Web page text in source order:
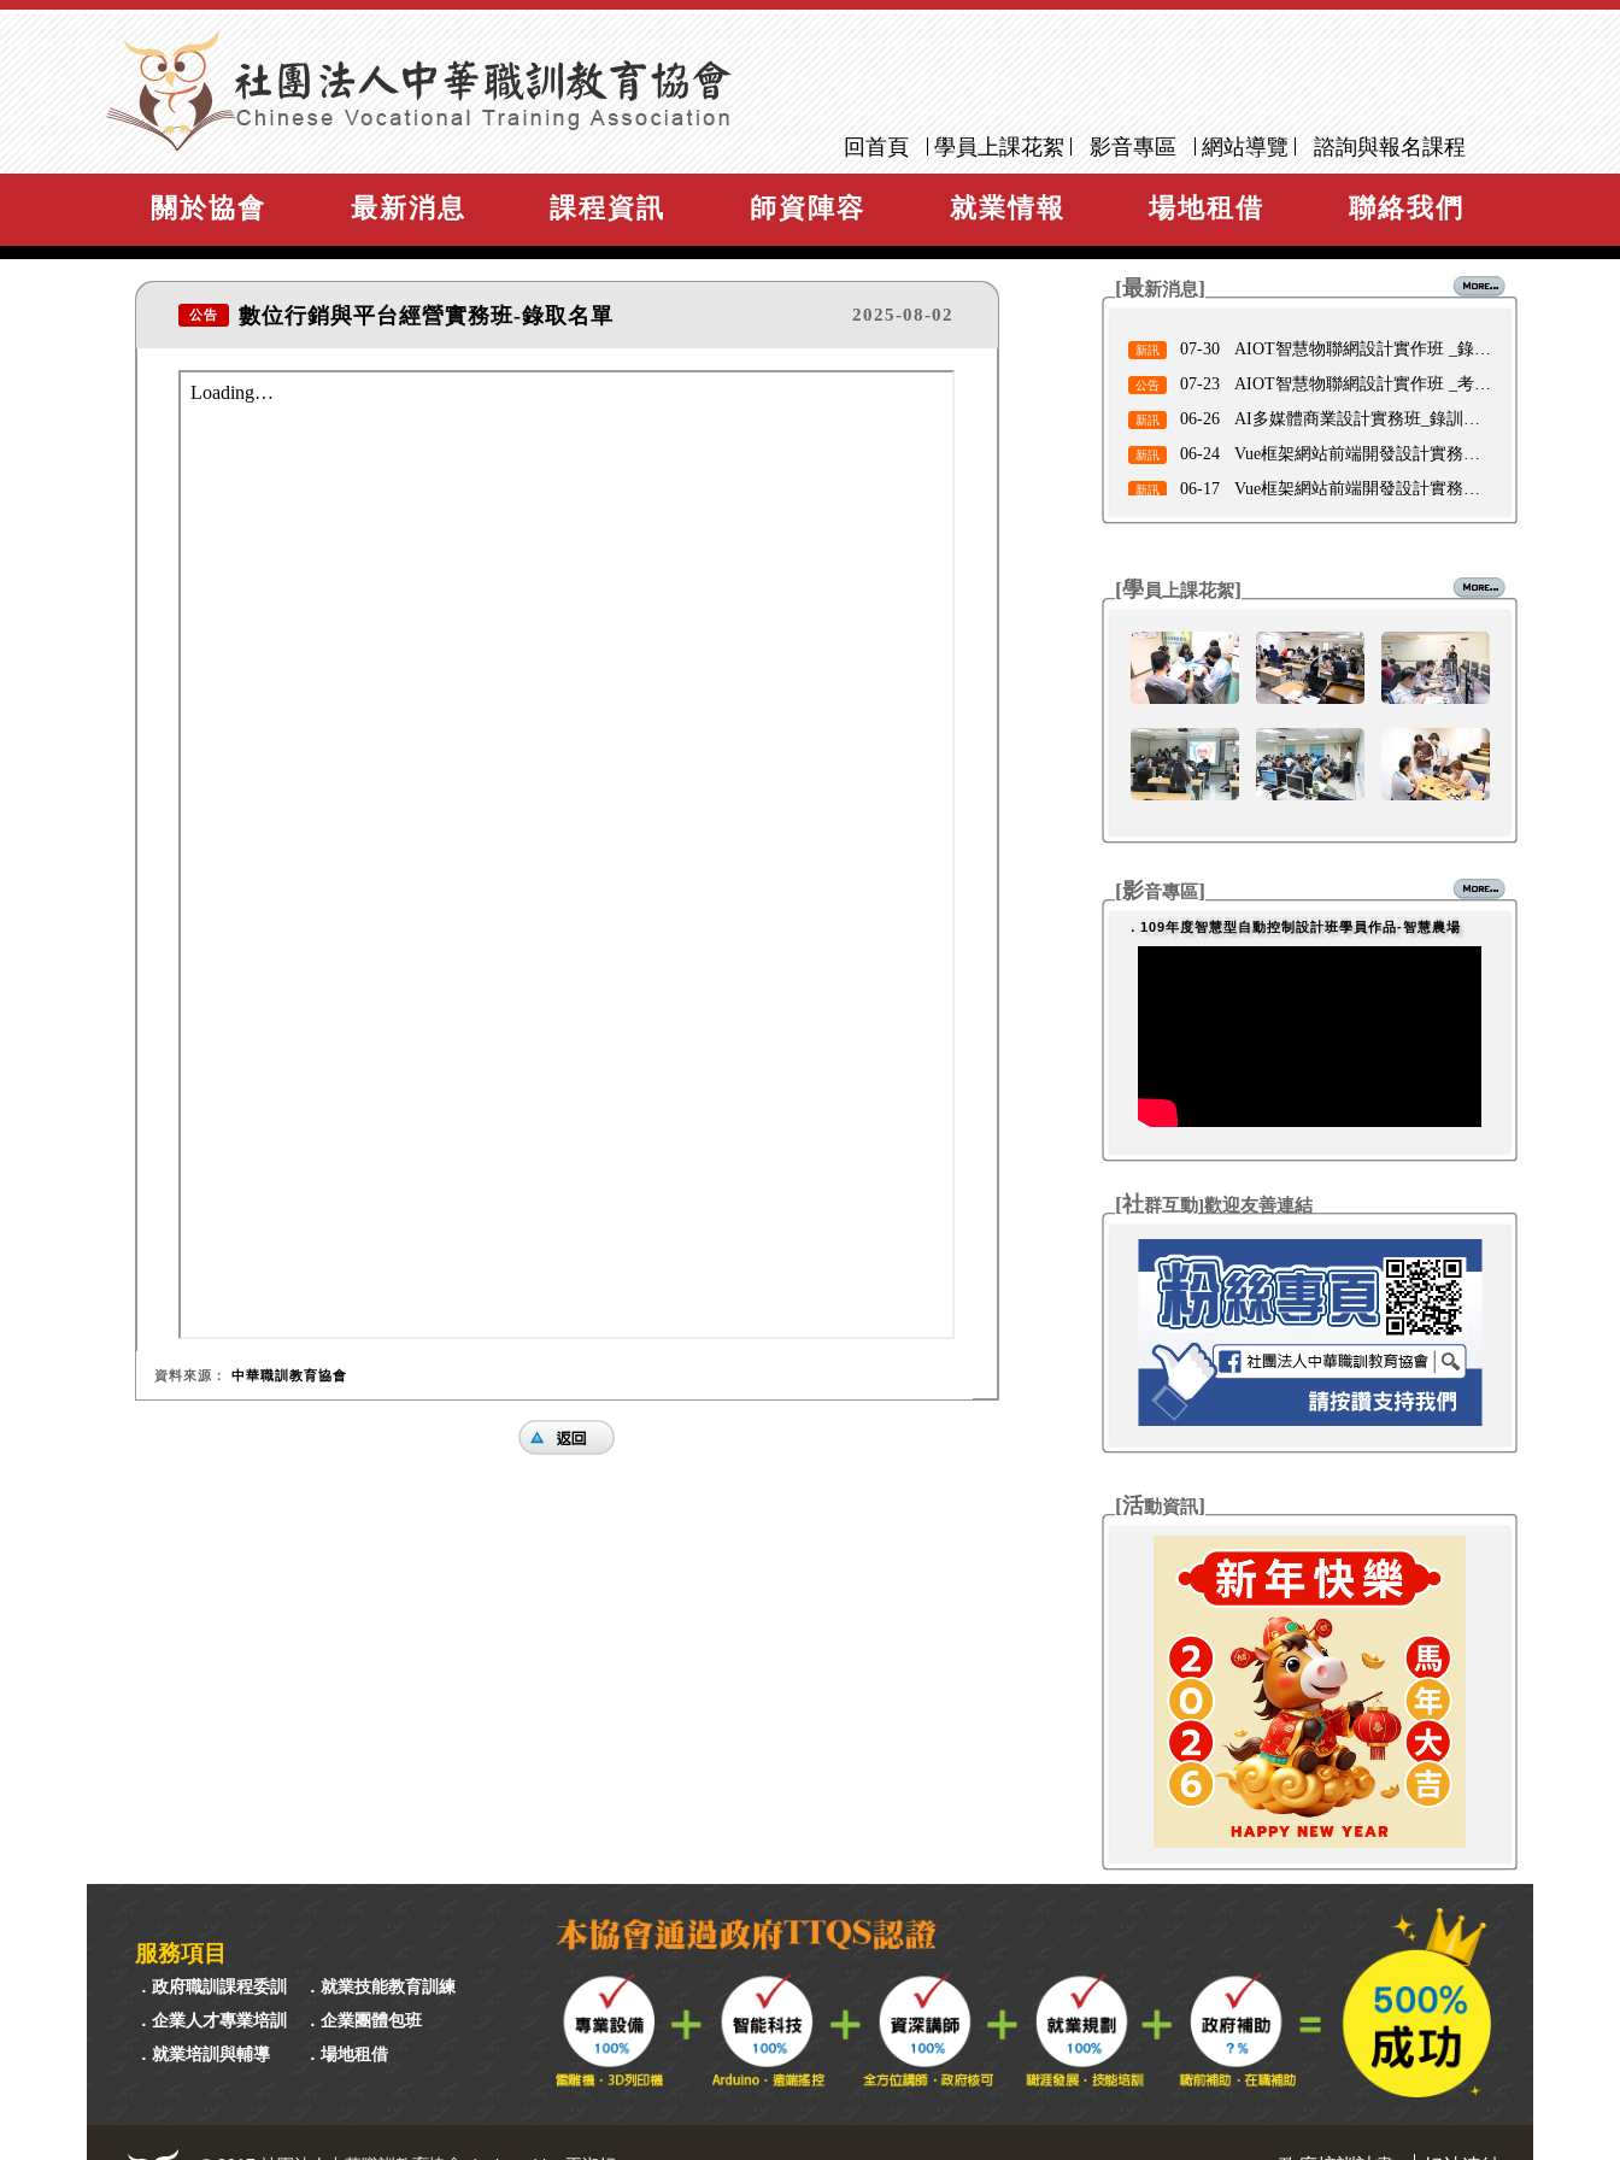
回首頁 學員上課花絮 影音專區 網站導覽 諮詢與報名課程
關於協會 最新消息 課程資訊 師資陣容 就業情報 場地租借 聯絡我們
公告 數位行銷與平台經營實務班-錄取名單 2025-08-02
資料來源： 中華職訓教育協會
[最新消息]
待業 03-11 智慧雲端辦公與行政專業技能班
待業 03-18 多媒體設計與AI應用創作班
待業 04-01 數位行銷與平台經營實務班
待業 04-24 機械製圖與產品設計3D列印班
新訊 07-30
AIOT智慧物聯網設計實作班 _錄訓
公告
公告 07-23
AIOT智慧物聯網設計實作班 _考試
題目答案公告
新訊 06-26
AI多媒體商業設計實務班_錄訓公
告
新訊 06-24
Vue框架網站前端開發設計實務班_
錄訓公告
新訊 06-17
Vue框架網站前端開發設計實務班
_考試題目答案公告
徵才 09-14
[梧棲區]臺中市政府2022 「臺中港
展暨聯合徵才活動
徵才 08-17
[神岡區]臺中市政府2022「精密機
徵才 08-16
[西區]王座國際餐飲股份有限公司-
單一徵才活動
徵才 08-10
[大雅區]矽品精密工業股份有限公
司
職缺 08-21 [北區]業務主管
職缺 08-21 [北區]業務採購人員
職缺 02-06 [東區]行政人員
職缺 02-06 [西屯區]行政人員
職缺 02-06 [梧棲區]繪圖人員
[學員上課花絮]
[影音專區]
．109年度智慧型自動控制設計班學員作品-智慧農場
[社群互動]歡迎友善連結
[活動資訊]
服務項目
．政府職訓課程委訓
．就業技能教育訓練
．企業人才專業培訓
．企業團體包班
．就業培訓與輔導
．場地租借